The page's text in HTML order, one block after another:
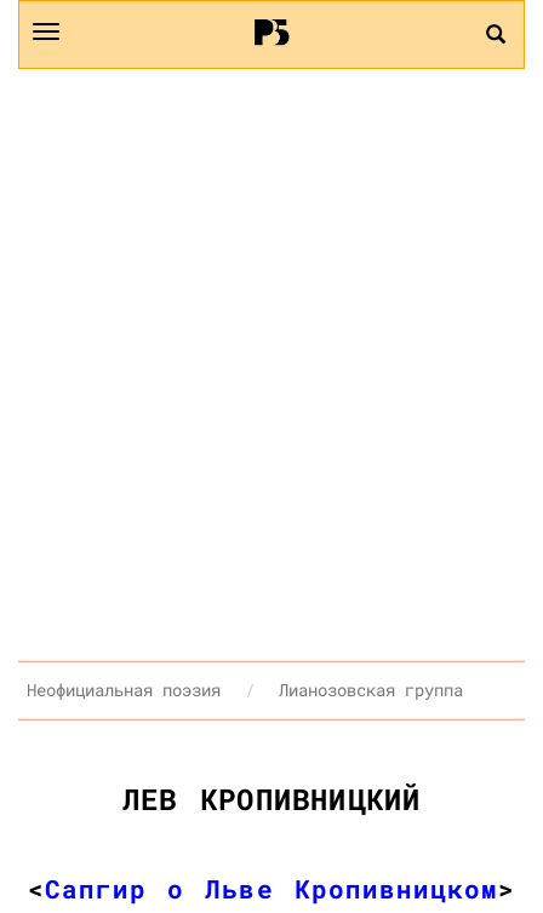
Неофициальная поэзия Лианозовская группа
ЛЕВ КРОПИВНИЦКИЙ
<Сапгир о Льве Кропивницком>